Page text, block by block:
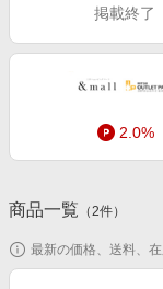
食品・スイーツ・お酒
日用品・キッチン用
コスメ・健康・医薬
インテリア・寝具
初回購入者限定特典
対象ストア新規限定
新着ストアのご紹介
電子書籍特集
楽天サービス特集
旅行特集
友達紹介
楽天IDでログイ
掲載終了
2.0%
商品一覧 （2件）
最新の価格、送料、